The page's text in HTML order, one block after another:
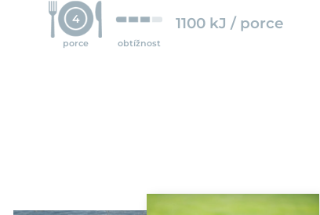
4
porce obtížnost
1100 kJ / porce